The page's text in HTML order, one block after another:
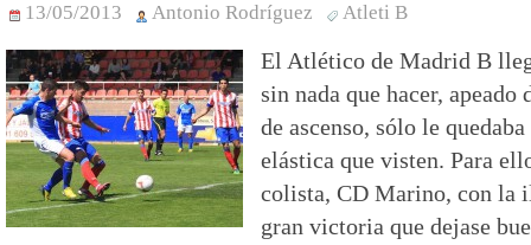
13/05/2013 Antonio Rodríguez Atleti B
El Atlético de Madrid B
sin nada que hacer, apeado
de ascenso, sólo le
elástica que visten. Para
colista, CD Marino, con la
gran victoria que dejase